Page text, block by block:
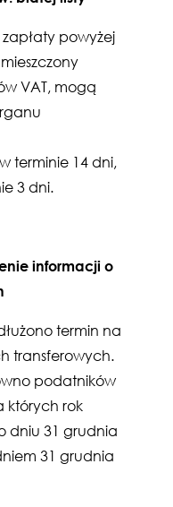
powyżej
VAT, mogą
terminie 14 dni,
3 dni.
informacji o
termin na
transferowych.
podatników
których rok
dniu 31 grudnia
31 grudnia